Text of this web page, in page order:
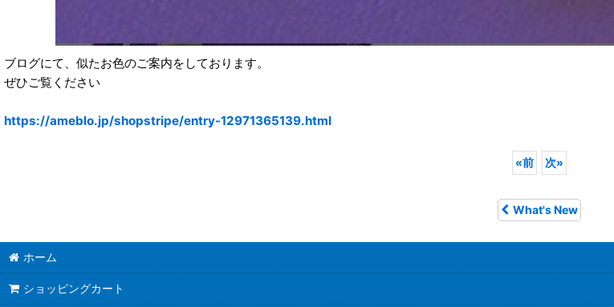
ブログにて、似たお色のご案内をしております。
ぜひご覧ください
https://ameblo.jp/shopstripe/entry-12971365139.html
«前 次»
What's New
ホーム
ショッピングカート